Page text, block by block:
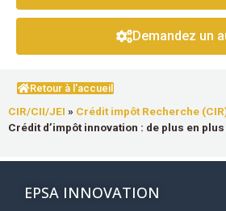
Demandez un
Retour à l'accueil
CIR/CII/JEI » Crédit impôt Recherche
Crédit d’impôt innovation : de plus en
EPSA INNOVATION